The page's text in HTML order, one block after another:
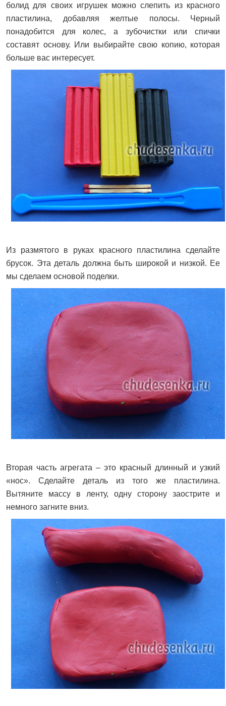
болид для своих игрушек можно слепить из красного
пластилина, добавляя желтые полосы. Черный
понадобится для колес, а зубочистки или спички
составят основу. Или выбирайте свою копию, которая
больше вас интересует.
Из размятого в руках красного пластилина сделайте
брусок. Эта деталь должна быть широкой и низкой. Ее
мы сделаем основой поделки.
Вторая часть агрегата – это красный длинный и узкий
«нос». Сделайте деталь из того же пластилина.
Вытяните массу в ленту, одну сторону заострите и
немного загните вниз.